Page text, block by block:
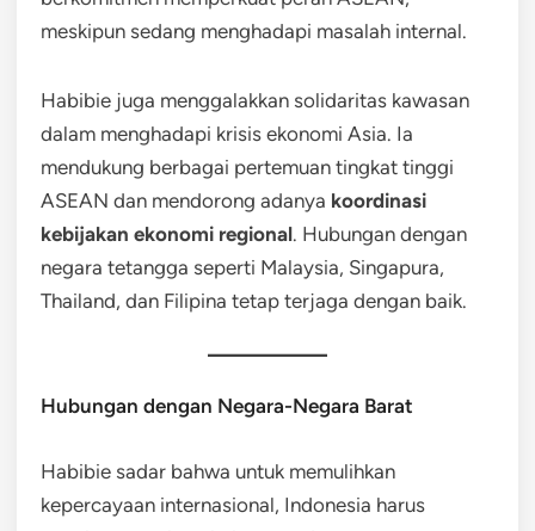
meskipun sedang menghadapi masalah internal.
Habibie juga menggalakkan solidaritas kawasan
dalam menghadapi krisis ekonomi Asia. Ia
mendukung berbagai pertemuan tingkat tinggi
ASEAN dan mendorong adanya koordinasi
kebijakan ekonomi regional. Hubungan dengan
negara tetangga seperti Malaysia, Singapura,
Thailand, dan Filipina tetap terjaga dengan baik.
Hubungan dengan Negara-Negara Barat
Habibie sadar bahwa untuk memulihkan
kepercayaan internasional, Indonesia harus